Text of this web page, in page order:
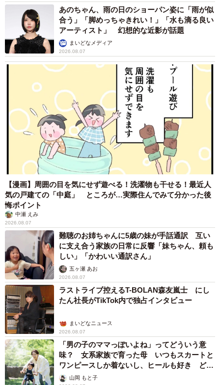
あのちゃん、雨の日のショーパン姿に「雨が似
合う」「脚めっちゃきれい！」「水も滴る良い
アーティスト」 幻想的な近影が話題
まいどなメディア
2026.08.07
【漫画】周囲の目を気にせず遊べる！洗濯物も干せる！最近人
気の戸建ての「中庭」 ところが…実際住んでみて分かった後
悔ポイント
中瀬 えみ
2026.08.07
難聴のお姉ちゃんに5歳の妹が手話通訳 互い
に支え合う家族の日常に反響「妹ちゃん、頼も
しい」「かわいい通訳さん」
五ヶ瀬 あお
2026.08.07
ラストライブ控えるT-BOLAN森友嵐士 にし
たん社長がTikTok内で独占インタビュー
まいどなニュース
2026.08.07
「男の子のママっぽいよね」ってどういう意
味？ 女系家族で育った母 いつもスカートと
ワンピースしか着ないし、ヒールも好き どの
へんが…
山岡 もと子